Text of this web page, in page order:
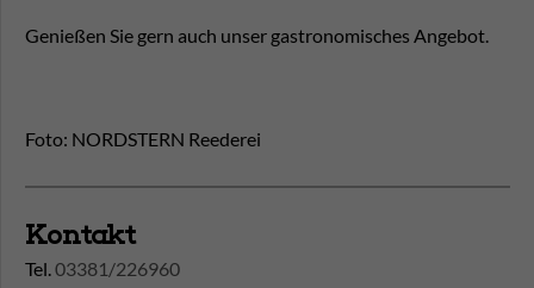
Genießen Sie gern auch unser gastronomisches Angebot.
Foto: NORDSTERN Reederei
Kontakt
Tel.03381/226960